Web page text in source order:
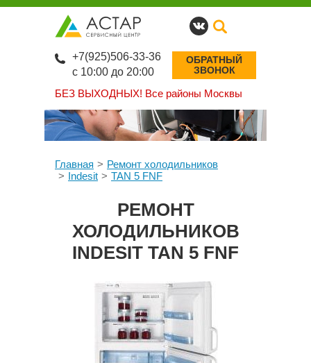
БЕЗ ВЫХОДНЫХ! Все районы Москвы
+7(925)506-33-36
с 10:00 до 20:00
ОБРАТНЫЙ
ЗВОНОК
Главная
Ремонт холодильников
Indesit
TAN 5 FNF
РЕМОНТ
ХОЛОДИЛЬНИКОВ
INDESIT TAN 5 FNF